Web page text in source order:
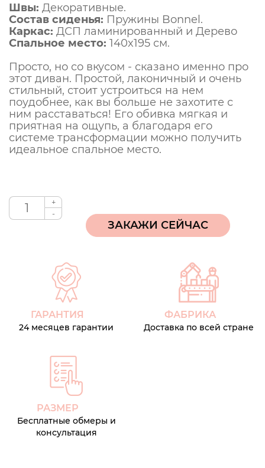
Швы: Декоративные.
Состав сиденья: Пружины Bonnel.
Каркас: ДСП ламинированный и Дерево
Спальное место: 140x195 см.
Просто, но со вкусом - сказано именно про
этот диван. Простой, лаконичный и очень
стильный, стоит устроиться на нем
поудобнее, как вы больше не захотите с
ним расставаться! Его обивка мягкая и
приятная на ощупь, а благодаря его
системе трансформации можно получить
идеальное спальное место.
+
-
ГАРАНТИЯ
24 месяцев гарантии
ФАБРИКА
Доставка по всей стране
РАЗМЕР
Бесплатные обмеры и
консультация